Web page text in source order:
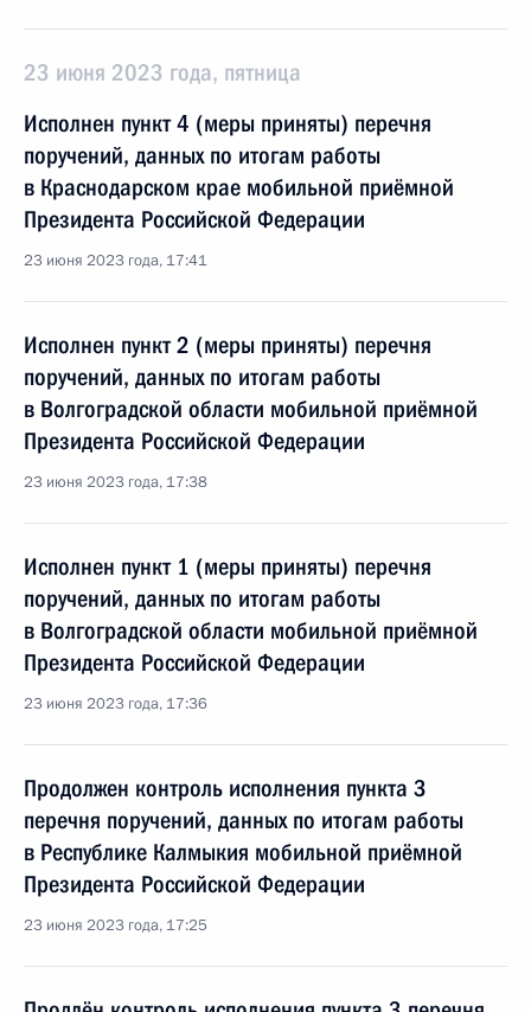
23 июня 2023 года, пятница
Исполнен пункт 4 (меры приняты) перечня
поручений, данных по итогам работы
в Краснодарском крае мобильной приёмной
Президента Российской Федерации
23 июня 2023 года, 17:41
Исполнен пункт 2 (меры приняты) перечня
поручений, данных по итогам работы
в Волгоградской области мобильной приёмной
Президента Российской Федерации
23 июня 2023 года, 17:38
Исполнен пункт 1 (меры приняты) перечня
поручений, данных по итогам работы
в Волгоградской области мобильной приёмной
Президента Российской Федерации
23 июня 2023 года, 17:36
Продолжен контроль исполнения пункта 3
перечня поручений, данных по итогам работы
в Республике Калмыкия мобильной приёмной
Президента Российской Федерации
23 июня 2023 года, 17:25